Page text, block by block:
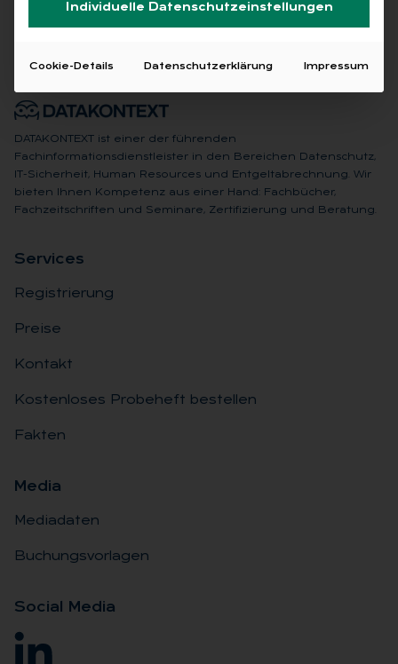
DATAKONTEXT ist einer der führenden
Fachinformationsdienstleister in den Bereichen Datenschutz,
IT-Sicherheit, Human Resources und Entgeltabrechnung. Wir
bieten Ihnen Kompetenz aus einer Hand: Fachbücher,
Fachzeitschriften und Seminare, Zertifizierung und Beratung.
Ser­vices
Registrierung
Preise
Kontakt
Kostenloses Probeheft bestellen
Fakten
Me­dia
Mediadaten
Buchungsvorlagen
So­ci­al Me­dia
Individuelle Datenschutzeinstellungen
Cookie-Details Datenschutzerklärung Impressum